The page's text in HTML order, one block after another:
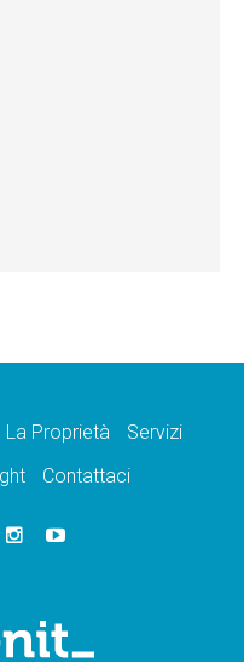
La Proprietà
Servizi
Contattaci